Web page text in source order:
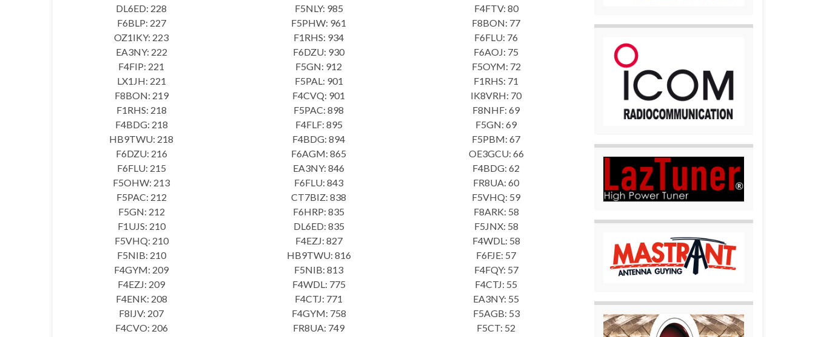
DL6ED: 228
F6BLP: 227
OZ1IKY: 223
EA3NY: 222
F4FIP: 221
LX1JH: 221
F8BON: 219
F1RHS: 218
F4BDG: 218
HB9TWU: 218
F6DZU: 216
F6FLU: 215
F5OHW: 213
F5PAC: 212
F5GN: 212
F1UJS: 210
F5VHQ: 210
F5NIB: 210
F4GYM: 209
F4EZJ: 209
F4ENK: 208
F8IJV: 207
F4CVO: 206
F5NLY: 985
F5PHW: 961
F1RHS: 934
F6DZU: 930
F5GN: 912
F5PAL: 901
F4CVQ: 901
F5PAC: 898
F4FLF: 895
F4BDG: 894
F6AGM: 865
EA3NY: 846
F6FLU: 843
CT7BIZ: 838
F6HRP: 835
DL6ED: 835
F4EZJ: 827
HB9TWU: 816
F5NIB: 813
F4WDL: 775
F4CTJ: 771
F4GYM: 758
FR8UA: 749
F4FTV: 80
F8BON: 77
F6FLU: 76
F6AOJ: 75
F5OYM: 72
F1RHS: 71
IK8VRH: 70
F8NHF: 69
F5GN: 69
F5PBM: 67
OE3GCU: 66
F4BDG: 62
FR8UA: 60
F5VHQ: 59
F8ARK: 58
F5JNX: 58
F4WDL: 58
F6FJE: 57
F4FQY: 57
F4CTJ: 55
EA3NY: 55
F5AGB: 53
F5CT: 52